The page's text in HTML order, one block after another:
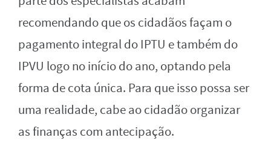
recomendando que os cidadãos façam o
pagamento integral do IPTU e também do
IPVU logo no início do ano, optando pela
forma de cota única. Para que isso possa ser
uma realidade, cabe ao cidadão organizar
as finanças com antecipação.